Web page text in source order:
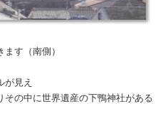
す（南側）
見え
の中に世界遺産の下鴨神社がある